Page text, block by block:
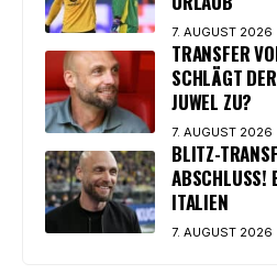
7. AUGUST 2026
TRANSFER
SCHLÄGT
JUWEL ZU?
7. AUGUST 2026
BLITZ-
ABSCHLUSS!
ITALIEN
7. AUGUST 2026